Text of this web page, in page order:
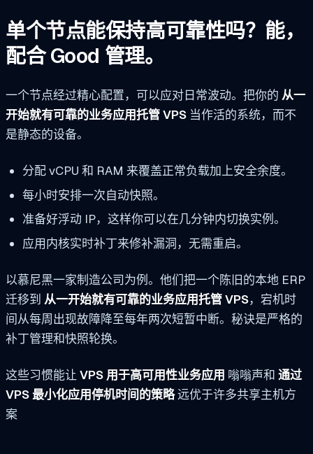
单个节点能保持高可靠性吗？能，
配合 Good 管理。
一个节点经过精心配置，可以应对日常波动。把你的 从一
开始就有可靠的业务应用托管 VPS 当作活的系统，而不
是静态的设备。
分配 vCPU 和 RAM 来覆盖正常负载加上安全余度。
每小时安排一次自动快照。
准备好浮动 IP，这样你可以在几分钟内切换实例。
应用内核实时补丁来修补漏洞，无需重启。
以慕尼黑一家制造公司为例。他们把一个陈旧的本地 ERP
迁移到 从一开始就有可靠的业务应用托管 VPS，宕机时
间从每周出现故障降至每年两次短暂中断。秘诀是严格的
补丁管理和快照轮换。
这些习惯能让 VPS 用于高可用性业务应用 嗡嗡声和 通过
VPS 最小化应用停机时间的策略远优于许多共享主机方
案